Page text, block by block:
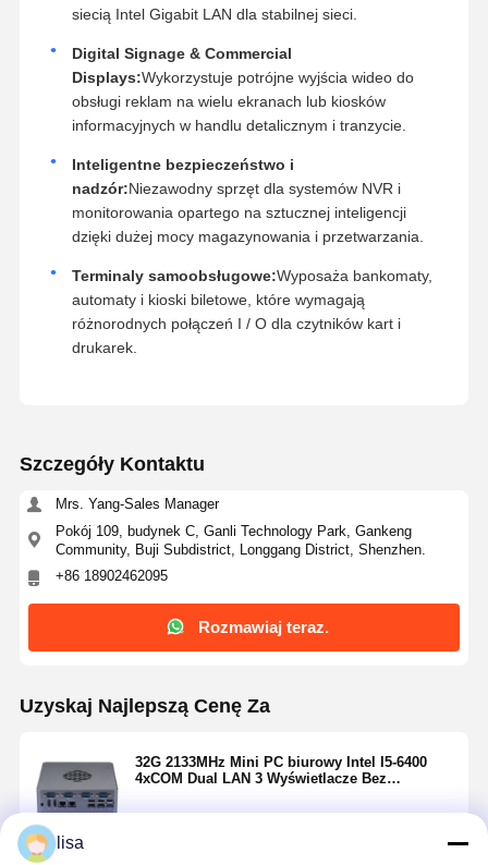
siecią Intel Gigabit LAN dla stabilnej sieci.
Digital Signage & Commercial
Displays:Wykorzystuje potrójne wyjścia wideo do
obsługi reklam na wielu ekranach lub kiosków
informacyjnych w handlu detalicznym i tranzycie.
Inteligentne bezpieczeństwo i
nadzór:Niezawodny sprzęt dla systemów NVR i
monitorowania opartego na sztucznej inteligencji
dzięki dużej mocy magazynowania i przetwarzania.
Terminaly samoobsługowe:Wyposaża bankomaty,
automaty i kioski biletowe, które wymagają
różnorodnych połączeń I / O dla czytników kart i
drukarek.
Szczegóły Kontaktu
Mrs. Yang-Sales Manager
Pokój 109, budynek C, Ganli Technology Park, Gankeng
Community, Buji Subdistrict, Longgang District, Shenzhen.
+86 18902462095
Rozmawiaj teraz.
Uzyskaj Najlepszą Cenę Za
32G 2133MHz Mini PC biurowy Intel I5-6400
4xCOM Dual LAN 3 Wyświetlacze Bez
lisa